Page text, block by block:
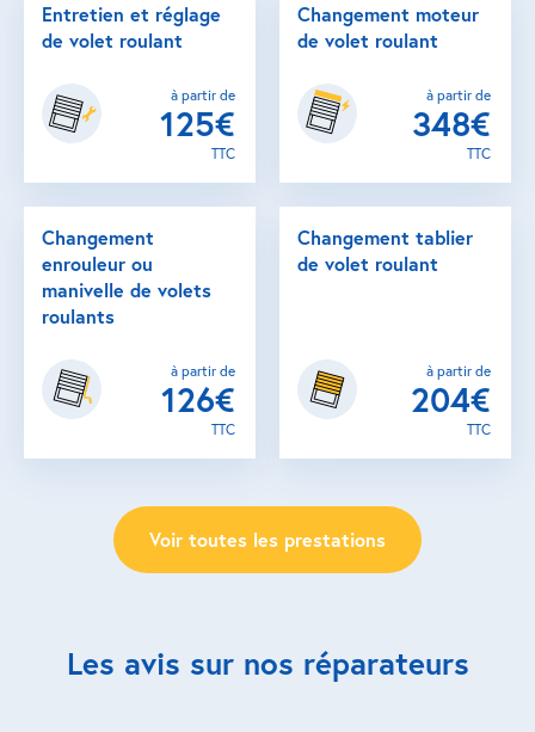
Entretien et réglage
de volet roulant
à partir de
125€
TTC
Changement moteur
de volet roulant
à partir de
348€
TTC
Changement
enrouleur ou
manivelle de volets
roulants
à partir de
126€
TTC
Changement tablier
de volet roulant
à partir de
204€
TTC
Voir toutes les prestations
Les avis sur nos réparateurs